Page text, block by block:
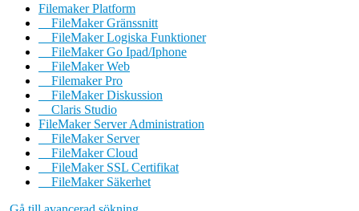
Filemaker Platform
FileMaker Gränssnitt
FileMaker Logiska Funktioner
FileMaker Go Ipad/Iphone
FileMaker Web
Filemaker Pro
FileMaker Diskussion
Claris Studio
FileMaker Server Administration
FileMaker Server
FileMaker Cloud
FileMaker SSL Certifikat
FileMaker Säkerhet